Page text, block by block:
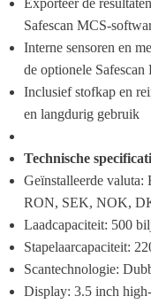
Exporteer de
Safescan MCS-
Interne sensoren en
de optionele Safescan
Inclusief stofkap en
en langdurig gebruik
Technische
Geïnstalleerde
RON, SEK, NOK,
Laadcapaciteit: 500
Stapelaarcapaciteit:
Scantechnologie:
Display: 3.5 inch